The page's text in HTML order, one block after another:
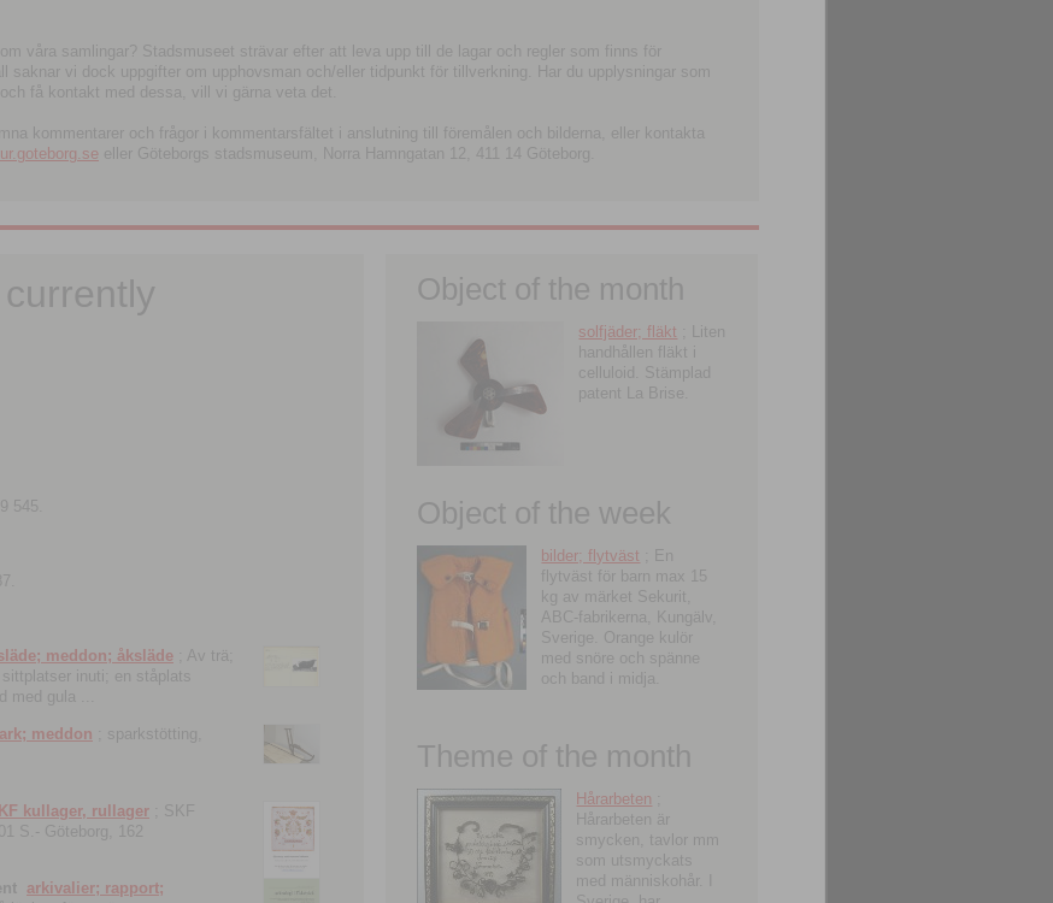
våra samlingar? Stadsmuseet strävar efter att leva upp till de lagar och regler som finns för
saknar vi dock uppgifter om upphovsman och/eller tidpunkt för tillverkning. Har du upplysningar som
få kontakt med dessa, vill vi gärna veta det.
kommentarer och frågor i kommentarsfältet i anslutning till föremålen och bilderna, eller kontakta
eller Göteborgs stadsmuseum, Norra Hamngatan 12, 411 14 Göteborg.
545.
meddon; åksläde ; Av trä;
inuti; en ståplats
med gula ...
meddon ; sparkstötting,
kullager, rullager ; SKF
S.- Göteborg, 162
arkivalier; rapport;
Object of the month
solfjäder; fläkt ; Liten
handhållen fläkt i
celluloid. Stämplad
patent La Brise.
Object of the week
bilder; flytväst ; En
flytväst för barn max 15
kg av märket Sekurit,
ABC-fabrikerna, Kungälv,
Sverige. Orange kulör
med snöre och spänne
och band i midja.
Theme of the month
Hårarbeten
Hårarbeten är
smycken, tavlor mm
som utsmyckats
med människohår. I